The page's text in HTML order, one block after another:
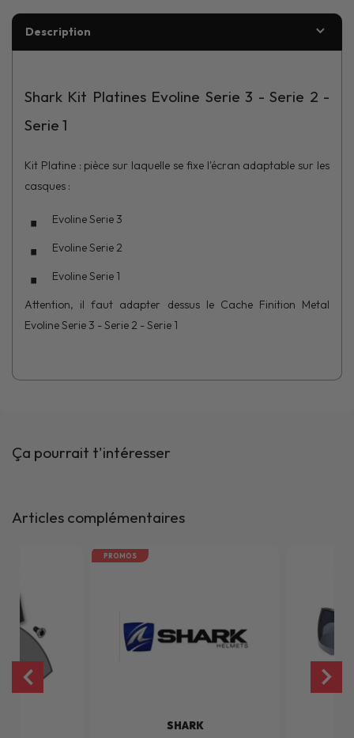
Description
Shark Kit Platines Evoline Serie 3 - Serie 2 -
Serie 1
Kit Platine : pièce sur laquelle se fixe l'écran adaptable sur les
casques :
Evoline Serie 3
Evoline Serie 2
Evoline Serie 1
Attention, il faut adapter dessus le Cache Finition Metal
Evoline Serie 3 - Serie 2 - Serie 1
Ça pourrait t'intéresser
Articles complémentaires
PROMOS
SHARK